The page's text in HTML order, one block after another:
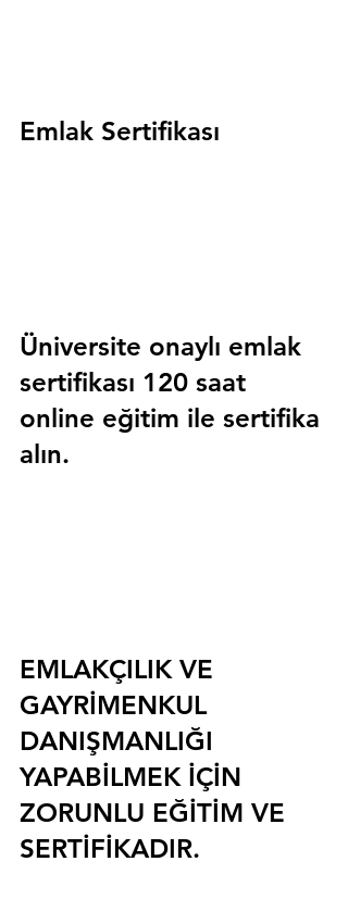
Emlak Sertifikası
Üniversite onaylı emlak
sertifikası 120 saat
online eğitim ile sertifika
alın.
EMLAKÇILIK VE
GAYRİMENKUL
DANIŞMANLIĞI
YAPABİLMEK İÇİN
ZORUNLU EĞİTİM VE
SERTİFİKADIR.